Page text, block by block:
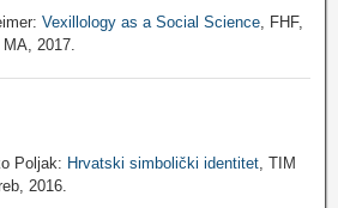
Vexillology as a Social Science , FHF,
2017.
Poljak: Hrvatski simbolički identitet , TIM
2016.